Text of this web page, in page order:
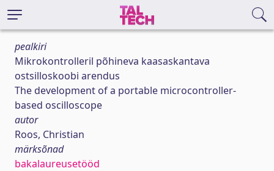
pealkiri
Mikrokontrolleril põhineva kaasaskantava
ostsilloskoobi arendus
The development of a portable microcontroller-
based oscilloscope
autor
Roos, Christian
märksõnad
bakalaureusetööd